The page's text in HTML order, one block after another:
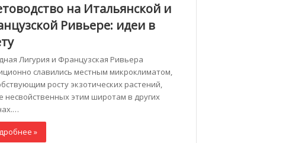
на Итальянской и
Ривьере: идеи в
Лигурия и Французская Ривьера
славились местным микроклиматом,
росту экзотических растений,
несвойственных этим широтам в других
»